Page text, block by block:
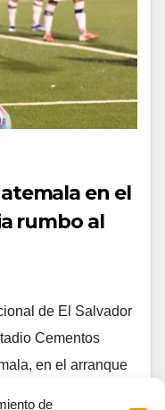
de
en el
rumbo al
de El Salvador
Cementos
en el arranque